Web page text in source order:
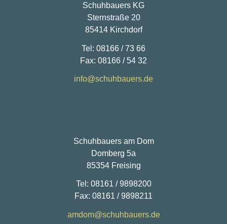
Schuhbauers KG
Sternstraße 20
85414 Kirchdorf
Tel: 08166 / 73 66
Fax: 08166 / 54 32
info@schuhbauers.de
Schuhbauers am Dom
Domberg 5a
85354 Freising
Tel: 08161 / 9898200
Fax: 08161 / 9898211
amdom@schuhbauers.de